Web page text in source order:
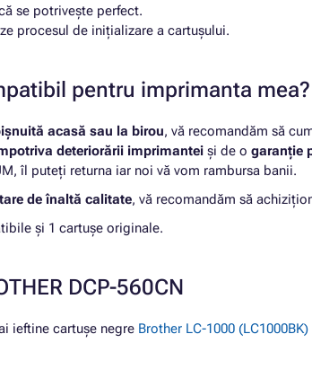
se potrivește perfect.
procesul de inițializare a cartușului.
pentru imprimanta mea?
acasă sau la birou, vă recomandăm să
deteriorării imprimantei și de o garanție
îl puteți returna iar noi vă vom rambursa banii.
de înaltă calitate, vă recomandăm să
și 1 cartușe originale.
DCP-560CN
ieftine cartușe negre Brother LC-1000